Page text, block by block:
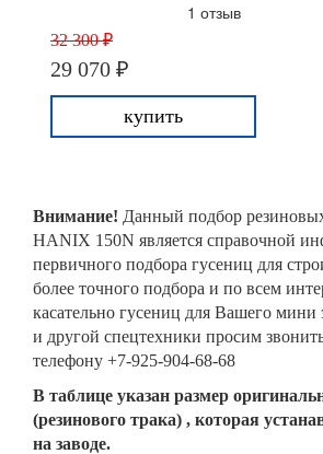
1 отзыв
32 300 ₽
29 070 ₽
купить
Внимание! Данный подбор
HANIX 150N является справочной
первичного подбора гусениц для
более точного подбора и по всем
касательно гусениц для Вашего мини
и другой спецтехники просим
телефону +7-925-904-68-68
В таблице указан размер
(резинового трака) , которая
на заводе.